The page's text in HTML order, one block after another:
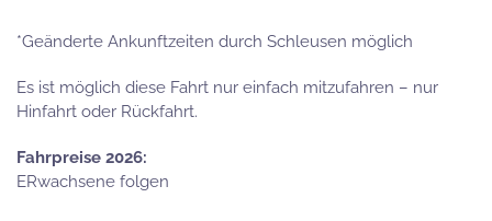
*Geänderte Ankunftzeiten durch Schleusen möglich
Es ist möglich diese Fahrt nur einfach mitzufahren – nur
Hinfahrt oder Rückfahrt.
Fahrpreise 2026:
ERwachsene folgen